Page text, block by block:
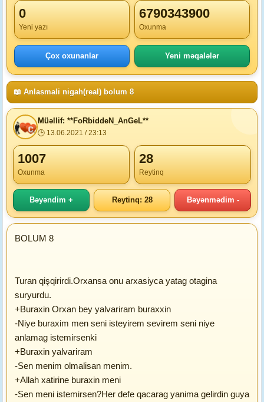
0
Yeni yazı
6790343900
Oxunma
Çox oxunanlar Yeni məqalələr
📖 Anlasmali nigah(real) bolum 8
Müəllif: **FoRbiddeN_AnGeL**
🕒 13.06.2021 / 23:13
1007
Oxunma
28
Reytinq
Bəyəndim + Reytinq: 28 Bəyənmədim -
BOLUM 8
Turan qişqirirdi.Orxansa onu arxasiyca yatag otagina
suryurdu.
+Buraxin Orxan bey yalvariram buraxxin
-Niye buraxim men seni isteyirem sevirem seni niye
anlamag istemirsenki
+Buraxin yalvariram
-Sen menim olmalisan menim.
+Allah xatirine buraxin meni
-Sen meni istemirsen?Her defe qacarag yanima gelirdin guya